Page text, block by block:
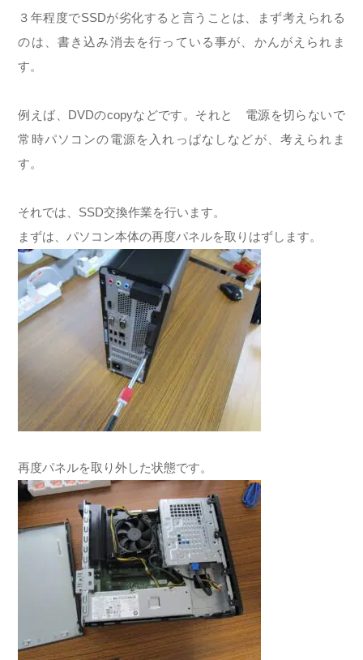
３年程度でSSDが劣化すると言うことは、まず考えられる
のは、書き込み消去を行っている事が、かんがえられま
す。
例えば、DVDのcopyなどです。それと 電源を切らないで
常時パソコンの電源を入れっぱなしなどが、考えられま
す。
それでは、SSD交換作業を行います。
まずは、パソコン本体の再度パネルを取りはずします。
再度パネルを取り外した状態です。